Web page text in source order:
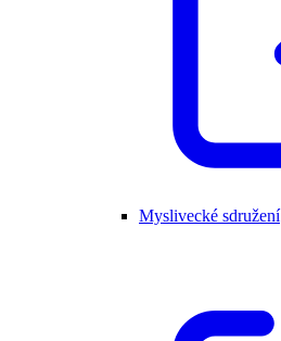
Myslivecké sdružení